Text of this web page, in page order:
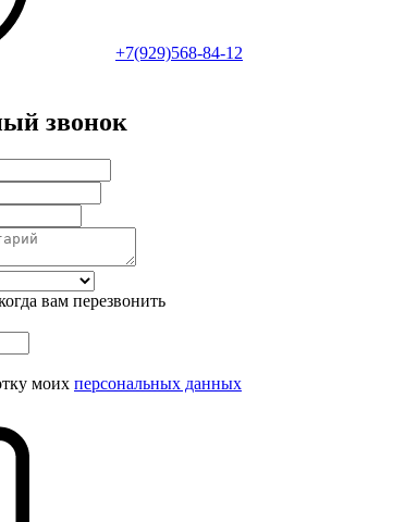
+7(929)568-84-12
звонок
вам перезвонить
моих персональных данных